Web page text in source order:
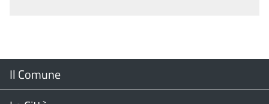
Menu
Il Comune